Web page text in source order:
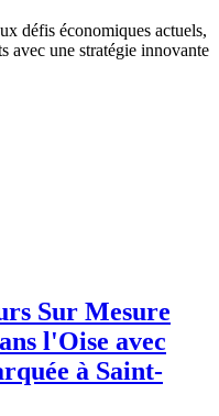
défis économiques actuels,
avec une stratégie innovante
Sur Mesure
l'Oise avec
à Saint-